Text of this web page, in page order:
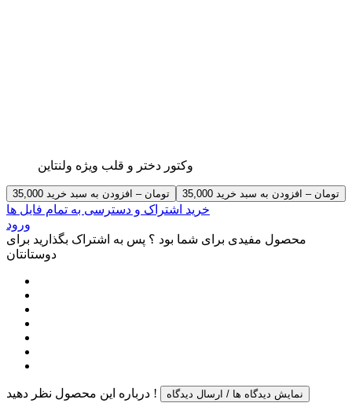
وکتور دختر و قلب ویژه ولنتاین
35,000 تومان – افزودن به سبد خرید
خرید اشتراک و دسترسی به تمام فایل ها
ورود
محصول مفیدی برای شما بود ؟ پس به اشتراک بگذارید برای
دوستانتان
درباره این محصول نظر دهید ! نمایش دیدگاه ها / ارسال دیدگاه